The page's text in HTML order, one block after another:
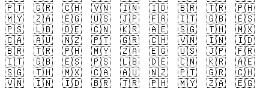
🇵🇹
🇬🇷 🇨🇭 🇻🇳 🇮🇳 🇮🇩 🇧🇷 🇹🇷
🇵🇭
🇲🇾
🇿🇦 🇪🇬 🇺🇸 🇯🇵 🇫🇷 🇮🇹 🇬🇧
🇪🇸
🇵🇸
🇱🇧 🇩🇪 🇨🇳 🇰🇷 🇦🇪 🇸🇬 🇹🇭
🇲🇽
🇨🇦
🇦🇺 🇳🇿 🇵🇹 🇬🇷 🇨🇭 🇻🇳 🇮🇳
🇮🇩
🇧🇷
🇹🇷 🇵🇭 🇲🇾 🇿🇦 🇪🇬 🇺🇸 🇯🇵
🇫🇷
🇮🇹
🇬🇧 🇪🇸 🇵🇸 🇱🇧 🇩🇪 🇨🇳 🇰🇷
🇦🇪
🇸🇬
🇹🇭 🇲🇽 🇨🇦 🇦🇺 🇳🇿 🇵🇹 🇬🇷
🇨🇭
🇻🇳
🇮🇳 🇮🇩 🇧🇷 🇹🇷 🇵🇭 🇲🇾 🇿🇦
🇪🇬